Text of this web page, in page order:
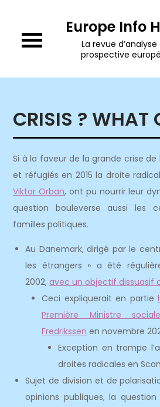
content
Europe Info
La revue
prospective
CRISIS ? WHAT
Si à la faveur de la grande crise de
et réfugiés en 2015 la droite
Viktor Orban, ont pu nourrir leur
question bouleverse aussi les
familles politiques.
Au Danemark, dirigé par le
les étrangers » a été
2002,avec un objectif dissuasif
Ceci expliquerait en partie
Première Ministre
Fredrikssen en novembre
Exception en trompe
droites radicales en
Sujet de division et de
opinions publiques, la